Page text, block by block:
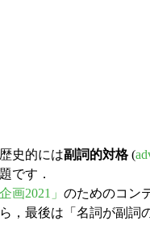
史的には副詞的対格(
です．
画2021」 のためのコン
，最後は「名詞が副